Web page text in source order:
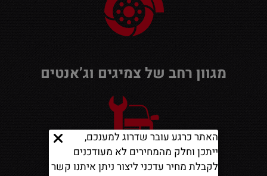
מגוון רחב של צמיגים וג’אנטים
האתר כרגע עובר שדרוג למענכם,
ייתכן וחלק מהמחירים לא מעודכנים
לקבלת מחיר עדכני ליצור ניתן איתנו קשר